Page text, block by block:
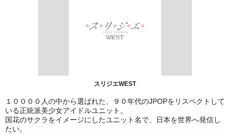
スリジエWEST
１００００人の中から選ばれた、９０年代のJPOPをリスペクトして
いる正統派美少女アイドルユニット。
国花のサクラをイメージにしたユニット名で、日本を世界へ発信し
たい。